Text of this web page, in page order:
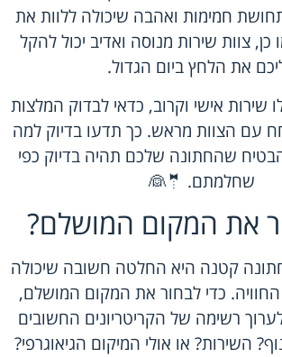
תחושת חמימות ואהבה שיכולה ללוות את
כן, צוות שירות מנוסה ואדיב יכול להקל
את הלחץ ביום הגדול.
שירות אישי וקרוב, כדאי לבדוק המלצות
עם הצוות מראש. כך תדעו בדיוק למה
שהחתונה שלכם תהיה בדיוק כפי
שחלמתם. 🤵👰
את המקום המושלם?
קטנה היא החלטה חשובה שיכולה
כדי לבחור את המקום המושלם,
רשימה של הקריטריונים החשובים
השירות? או אולי המיקום הגיאוגרפי?